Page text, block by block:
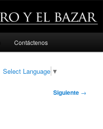
Contáctenos
Select Language ▼
Siguiente →